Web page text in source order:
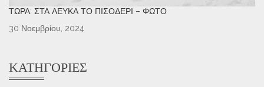
ΤΏΡΑ: ΣΤΑ ΛΕΥΚΆ ΤΟ ΠΙΣΟΔΈΡΙ – ΦΩΤΌ
30 Νοεμβρίου, 2024
ΚΑΤΗΓΟΡΊΕΣ